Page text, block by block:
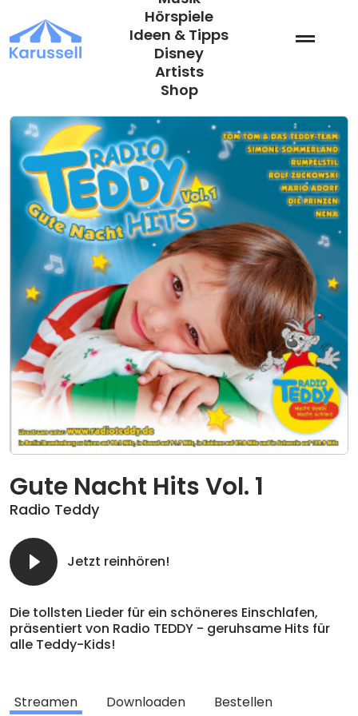
Inhalt
springen
Hörspiele
Ideen & Tipps
Disney
Artists
Shop
Gute Nacht Hits Vol. 1
Radio Teddy
Jetzt reinhören!
Die tollsten Lieder für ein schöneres Einschlafen,
präsentiert von Radio TEDDY - geruhsame Hits für
alle Teddy-Kids!
Familienradio. Nach dem Motto "Macht Spaß!
Macht schlau!" gestaltet Radio TEDDY sein
Streamen Downloaden Bestellen